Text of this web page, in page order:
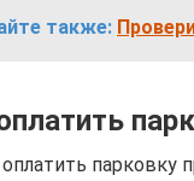
также:
парковку